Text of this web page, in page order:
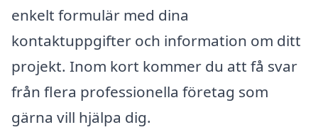
enkelt formulär med dina
kontaktuppgifter och information om ditt
projekt. Inom kort kommer du att få svar
från flera professionella företag som
gärna vill hjälpa dig.